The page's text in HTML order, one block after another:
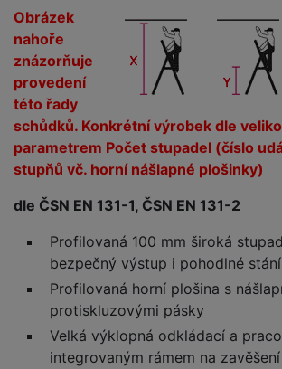
Obrázek
nahoře
znázorňuje
provedení
této řady
schůdků. Konkrétní výrobek dle
parametrem Počet stupadel (číslo
stupňů vč. horní nášlapné plošinky)
dle ČSN EN 131-1, ČSN EN 131-2
Profilovaná 100 mm široká
bezpečný výstup i pohodlné stání
Profilovaná horní plošina s
protiskluzovými pásky
Velká výklopná odkládací a
integrovaným rámem na zavěšení